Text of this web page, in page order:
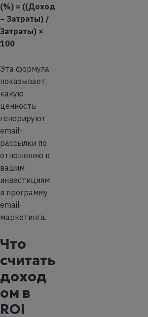
(%) = ((Доход
− Затраты) /
Затраты) ×
100
Эта формула
показывает,
какую
ценность
генерируют
email-
рассылки по
отношению к
вашим
инвестициям
в программу
email-
маркетинга.
Что
считать
доход
ом в
ROI